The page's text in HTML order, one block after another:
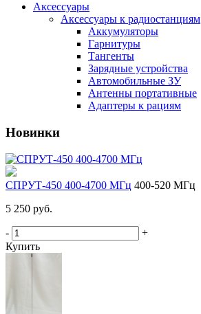
Аксессуары
Аксессуары к радиостанциям
Аккумуляторы
Гарнитуры
Тангенты
Зарядные устройства
Автомобильные ЗУ
Антенны портативные
Адаптеры к рациям
Новинки
СПРУТ-450 400-4700 МГц 400-520 МГц
5 250 руб.
-
+
Купить